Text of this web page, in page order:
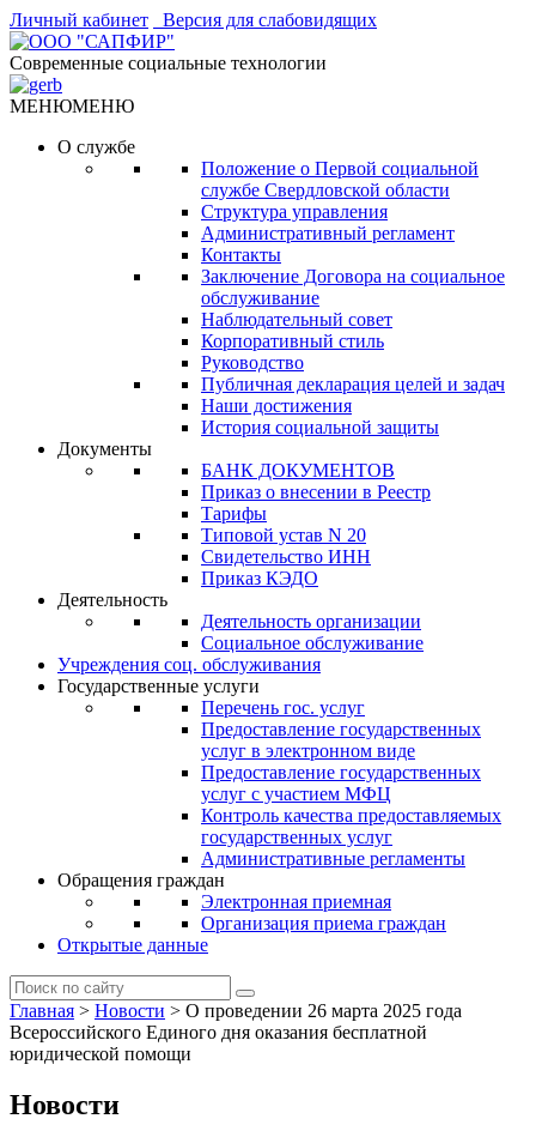
Личный кабинет Версия для слабовидящих
Современные социальные технологии
МЕНЮМЕНЮ
О службе
Положение о Первой социальной
службе Свердловской области
Структура управления
Административный регламент
Контакты
Заключение Договора на социальное
обслуживание
Наблюдательный совет
Корпоративный стиль
Руководство
Публичная декларация целей и задач
Наши достижения
История социальной защиты
Документы
БАНК ДОКУМЕНТОВ
Приказ о внесении в Реестр
Тарифы
Типовой устав N 20
Свидетельство ИНН
Приказ КЭДО
Деятельность
Деятельность организации
Социальное обслуживание
Учреждения соц. обслуживания
Государственные услуги
Перечень гос. услуг
Предоставление государственных
услуг в электронном виде
Предоставление государственных
услуг с участием МФЦ
Контроль качества предоставляемых
государственных услуг
Административные регламенты
Обращения граждан
Электронная приемная
Организация приема граждан
Открытые данные
Главная > Новости > О проведении 26 марта 2025 года
Всероссийского Единого дня оказания бесплатной
юридической помощи
Новости